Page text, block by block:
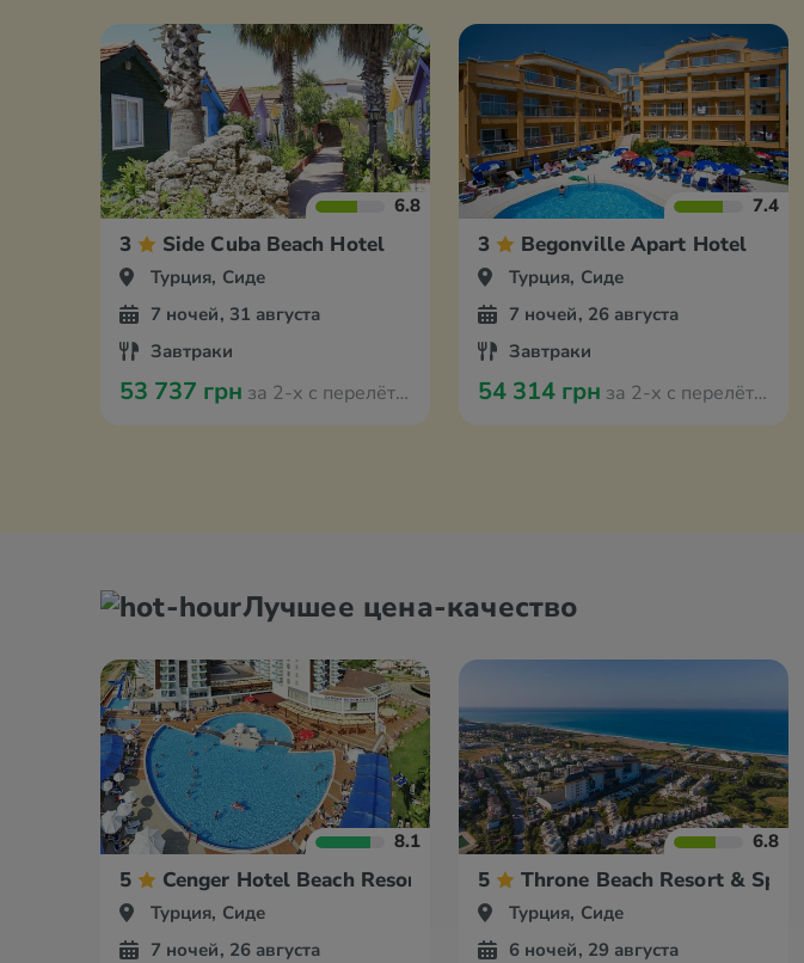
6.8
3 Side Cuba Beach Hotel
Турция, Сиде
7 ночей, 31 августа
Завтраки
53 737 грн за 2-х с перелётом из Варшавы
7.4
3 Begonville Apart Hotel
Турция, Сиде
7 ночей, 26 августа
Завтраки
54 314 грн за 2-х с перелётом из Варшавы
Лучшее цена-качество
8.1
5 Cenger Hotel Beach Resort & Spa
Турция, Сиде
7 ночей, 26 августа
6.8
5 Throne Beach Resort & Spa
Турция, Сиде
6 ночей, 29 августа